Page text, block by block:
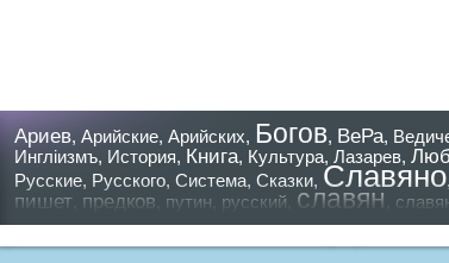
Ариев, Арийские, Арийских, Богов, ВеРа,
Инглiизмъ, История, Книга, Культура, Лазарев,
Русские, Русского, Система, Сказки, Славяно,
пишет предков путин русский славян